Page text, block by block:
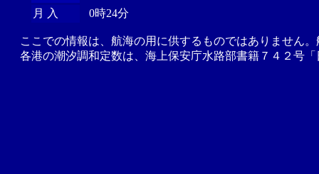
月 入
0時24分
ここでの情報は、航海の用に供するものではありません
各港の潮汐調和定数は、海上保安庁水路部書籍７４２号